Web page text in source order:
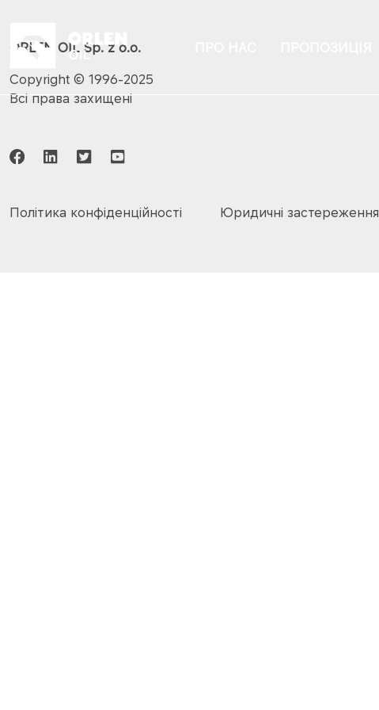
ORLEN OIL Sp. z o.o.
Copyright © 1996-2025
Всі права захищені
Політика конфіденційності Юридичні застереження